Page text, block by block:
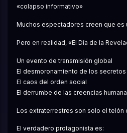
«colapso informativo»
Muchos espectadores creen que es
Pero en realidad, «El Día de la
Un evento de transmisión global
El desmoronamiento de los secretos
El caos del orden social
El derrumbe de las creencias
Los extraterrestres son solo el telón
El verdadero protagonista es: